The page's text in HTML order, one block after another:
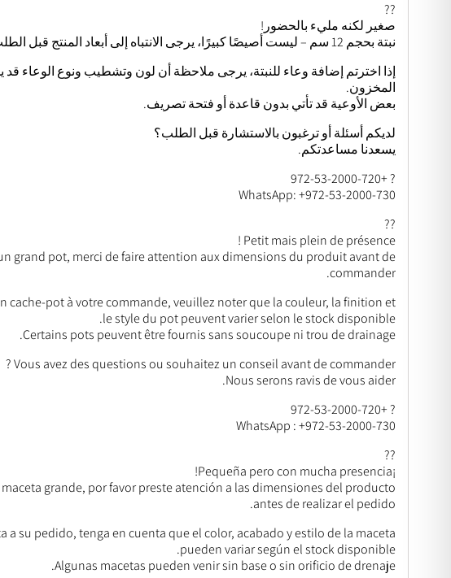
??
صغير لكنه مليء بالحضور!
نبتة بحجم 12 سم – ليست أصيصًا كبيرًا، يرجى الانتباه إلى أبعاد المنتج قبل الطلب.
إذا اخترتم إضافة وعاء للنبتة، يرجى ملاحظة أن لون وتشطيب ونوع الوعاء
المخزون.
بعض الأوعية قد تأتي بدون قاعدة أو فتحة تصريف.
لديكم أسئلة أو ترغبون بالاستشارة قبل الطلب؟
يسعدنا مساعدتكم.
? +972-53-2000-720
WhatsApp: +972-53-2000-730
??
Petit mais plein de présence !
un grand pot, merci de faire attention aux dimensions du produit avant de
commander.
cache-pot à votre commande, veuillez noter que la couleur, la finition et
le style du pot peuvent varier selon le stock disponible.
Certains pots peuvent être fournis sans soucoupe ni trou de drainage.
Vous avez des questions ou souhaitez un conseil avant de commander ?
Nous serons ravis de vous aider.
? +972-53-2000-720
WhatsApp : +972-53-2000-730
??
¡Pequeña pero con mucha presencia!
maceta grande, por favor preste atención a las dimensiones del producto
antes de realizar el pedido.
a su pedido, tenga en cuenta que el color, acabado y estilo de la maceta
pueden variar según el stock disponible.
Algunas macetas pueden venir sin base o sin orificio de drenaje.